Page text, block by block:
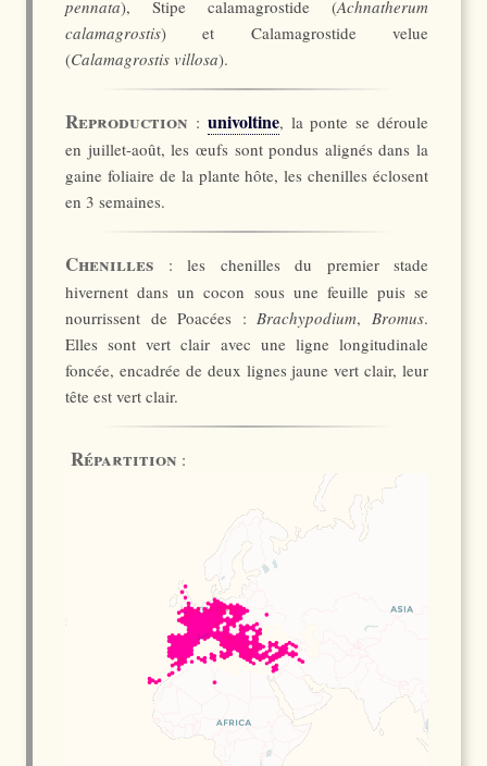
pennata), Stipe calamagrostide (Achnatherum
calamagrostis) et Calamagrostide velue
(Calamagrostis villosa).
Reproduction : univoltine, la ponte se déroule
en juillet-août, les œufs sont pondus alignés dans la
gaine foliaire de la plante hôte, les chenilles éclosent
en 3 semaines.
Chenilles : les chenilles du premier stade
hivernent dans un cocon sous une feuille puis se
nourrissent de Poacées :Brachypodium,Bromus.
Elles sont vert clair avec une ligne longitudinale
foncée, encadrée de deux lignes jaune vert clair, leur
tête est vert clair.
Répartition :